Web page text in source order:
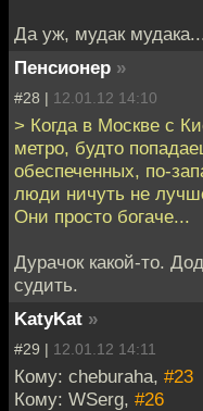
Да уж, мудак
Пенсионер »
#28 | 12.01.12 14:10
> Когда в Москве с
метро, будто
обеспеченных, по-
люди ничуть не
Они просто богаче...
Дурачок какой-то.
судить.
KatyKat »
#29 | 12.01.12 14:11
Кому: cheburaha, #23
Кому: WSerg, #26